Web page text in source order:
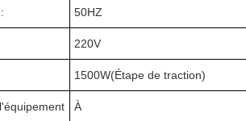
50HZ
220V
1500W(Étape de traction)
À